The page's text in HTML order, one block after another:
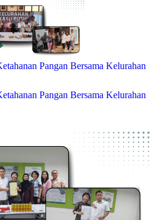
Pangan Bersama Kelurahan
Pangan Bersama Kelurahan